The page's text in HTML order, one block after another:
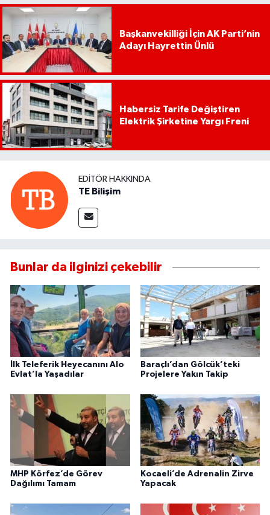
Başkanvekilliği İçin AK Parti’nin
Adayı Hayrettin Ünlü
Habersiz Tarife Değiştiren
Elektrik Şirketine Yargı Freni
EDITÖR HAKKINDA
TE Bilişim
Bunlar da ilginizi çekebilir
İlk Teleferik Heyecanını Alo
Evlat’la Yaşadılar
Baraçlı’dan Gölcük’teki
Projelere Yakın Takip
MHP Körfez’de Görev
Dağılımı Tamam
Kocaeli’de Adrenalin Zirve
Yapacak